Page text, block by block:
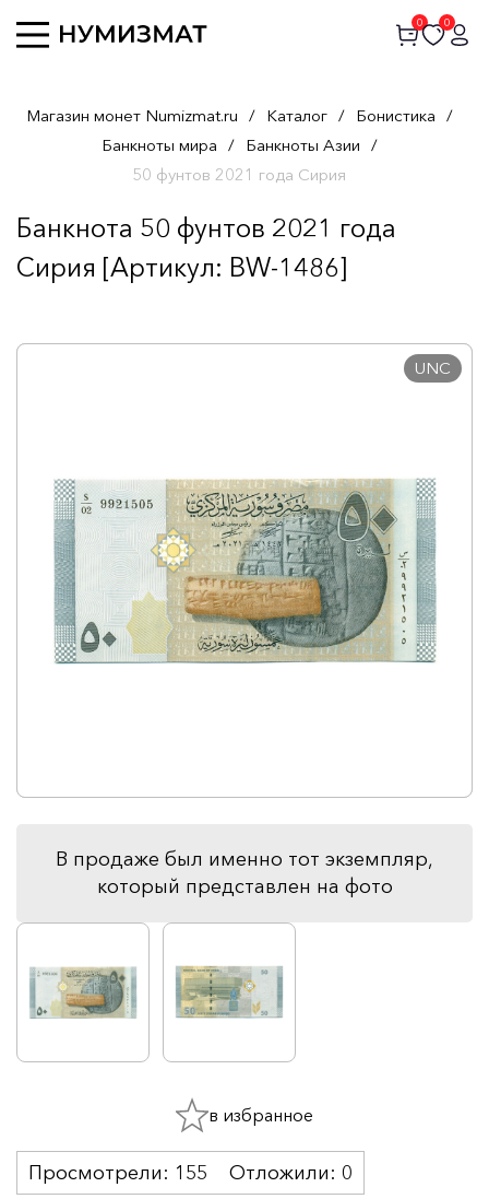
0 0
Магазин монет Numizmat.ru / Каталог / Бонистика /
Банкноты мира / Банкноты Азии /
50 фунтов 2021 года Сирия
Банкнота 50 фунтов 2021 года
Сирия [Артикул: BW-1486]
UNC
В продаже был именно тот экземпляр,
который представлен на фото
Просмотрели: 155 Отложили: 0
в избранное